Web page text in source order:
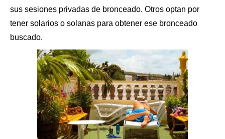
sus sesiones privadas de bronceado. Otros optan por
tener solarios o solanas para obtener ese bronceado
buscado.